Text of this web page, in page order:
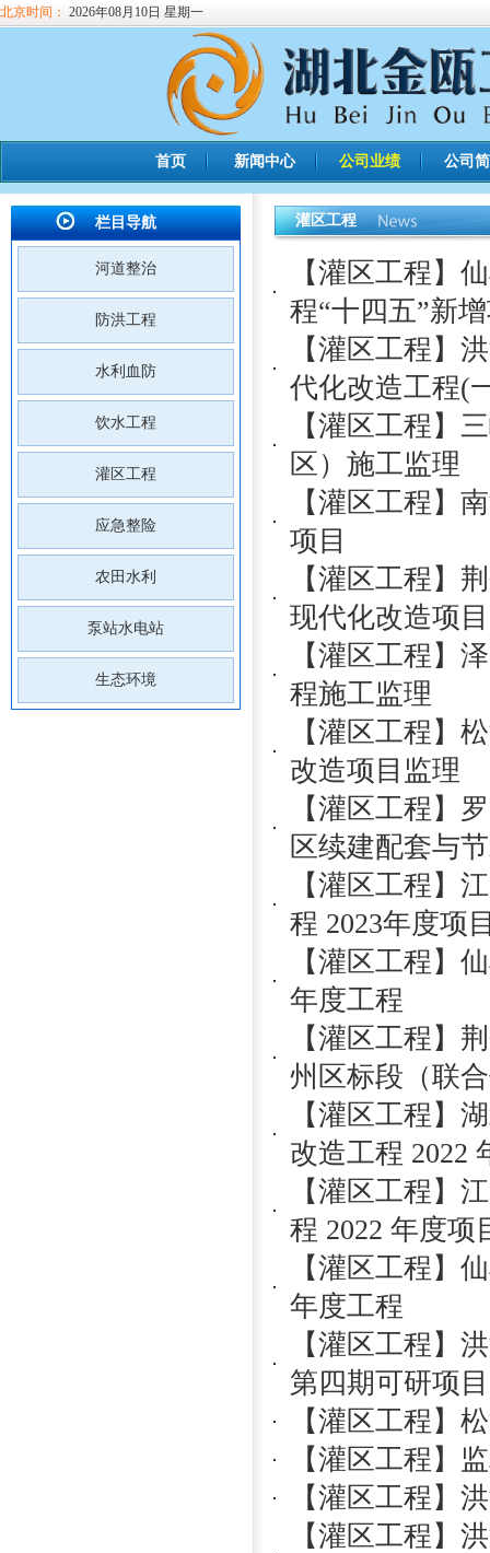
北京时间： 2026年08月10日 星期一
首页 新闻中心 公司业绩 公司
栏目导航
河道整治
防洪工程
水利血防
饮水工程
灌区工程
应急整险
农田水利
泵站水电站
生态环境
灌区工程
【灌区工程】
程“十四五”新
【灌区工程】
代化改造工程(
【灌区工程】
区）施工监理
【灌区工程】
项目
【灌区工程】
现代化改造项目
【灌区工程】
程施工监理
【灌区工程】
改造项目监理
【灌区工程】
区续建配套与
【灌区工程】
程 2023年度项
【灌区工程】
年度工程
【灌区工程】
州区标段（联
【灌区工程】
改造工程 2022
【灌区工程】
程 2022 年度项
【灌区工程】
年度工程
【灌区工程】
第四期可研项目
【灌区工程】
【灌区工程】
【灌区工程】
【灌区工程】